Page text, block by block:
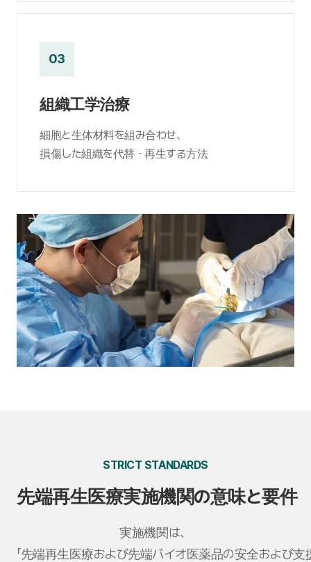
03
組織工学治療
細胞と生体材料を組み合わせ、
損傷した組織を代替・再生する方法
STRICT STANDARDS
先端再生医療実施機関の意味と要件
実施機関は、
「先端再生医療および先端バイオ医薬品の安全および